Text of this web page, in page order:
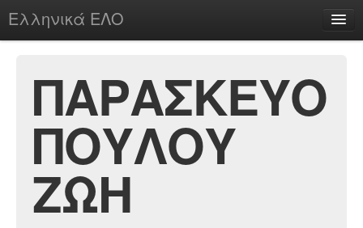
Ελληνικά ΕΛΟ
chesstu.be @ discord
Login
ΠΑΡΑΣΚΕΥΟ
ΠΟΥΛΟΥ
ΖΩΗ